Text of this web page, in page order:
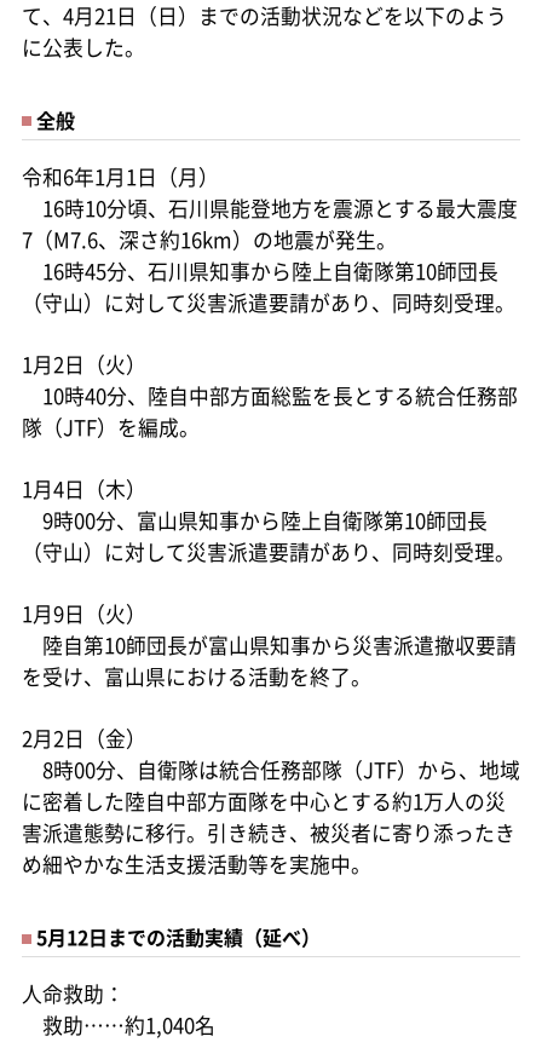
て、4月21日（日）までの活動状況などを以下のよう
に公表した。
全般
令和6年1月1日（月）
16時10分頃、石川県能登地方を震源とする最大震度
7（M7.6、深さ約16km）の地震が発生。
16時45分、石川県知事から陸上自衛隊第10師団長
（守山）に対して災害派遣要請があり、同時刻受理。
1月2日（火）
10時40分、陸自中部方面総監を長とする統合任務部
隊（JTF）を編成。
1月4日（木）
9時00分、富山県知事から陸上自衛隊第10師団長
（守山）に対して災害派遣要請があり、同時刻受理。
1月9日（火）
陸自第10師団長が富山県知事から災害派遣撤収要請
を受け、富山県における活動を終了。
2月2日（金）
8時00分、自衛隊は統合任務部隊（JTF）から、地域
に密着した陸自中部方面隊を中心とする約1万人の災
害派遣態勢に移行。引き続き、被災者に寄り添ったき
め細やかな生活支援活動等を実施中。
5月12日までの活動実績（延べ）
人命救助：
救助……約1,040名